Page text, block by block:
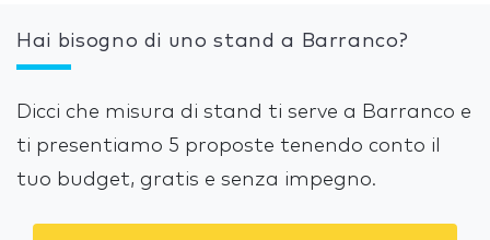
Hai bisogno di uno stand a Barranco?
Dicci che misura di stand ti serve a Barranco e
ti presentiamo 5 proposte tenendo conto il
tuo budget, gratis e senza impegno.